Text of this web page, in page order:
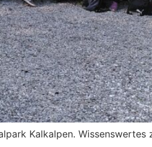
Kalkalpen. Wissenswertes